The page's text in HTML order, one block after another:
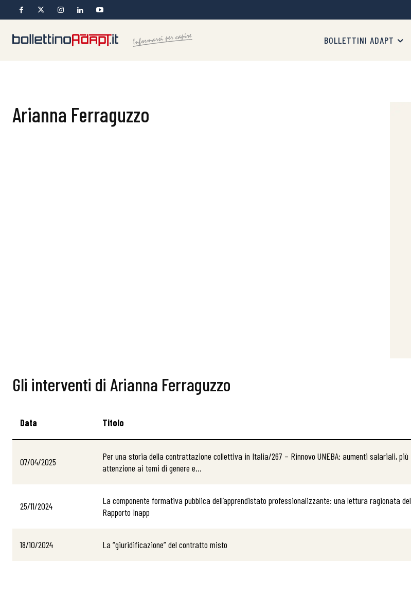
Bollettini ADAPT
BOLLETTINI ADAPT
Arianna Ferraguzzo
Gli interventi di Arianna Ferraguzzo
Data Titolo
07/04/2025
Per una storia della contrattazione collettiva in Italia/267 – Rinnovo UNEBA: aumenti salariali, più
attenzione ai temi di genere e...
25/11/2024
La componente formativa pubblica dell’apprendistato professionalizzante: una lettura ragionata del
Rapporto Inapp
18/10/2024 La “giuridificazione” del contratto misto